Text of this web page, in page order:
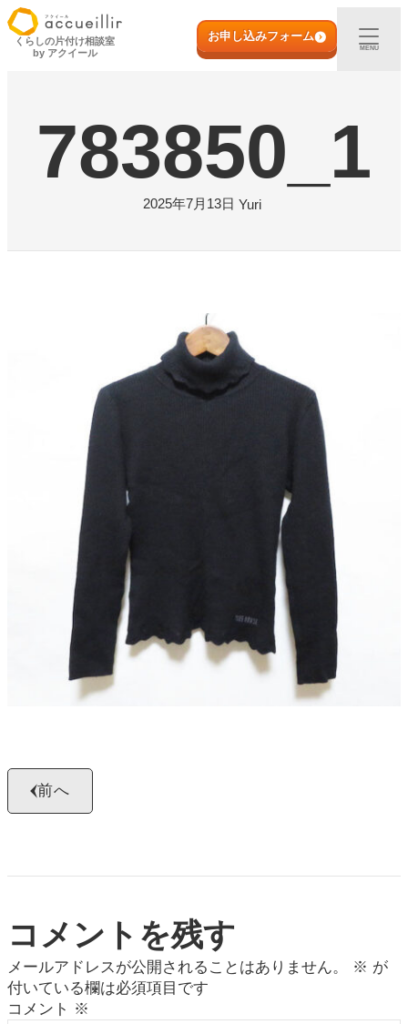
内
容
初めての方へ
宅配買取
店頭買取
ご利用実例
店舗一覧
0120-29-5302
受付時間9:00〜18:00（年中無休※年末年始は除く）
くらしの片付け相談室
by アクイール
お申し込みフォーム
MENU
783850_1
2025年7月13日 Yuri
前へ
コメントを残す
メールアドレスが公開されることはありません。 ※ が
付いている欄は必須項目です
コメント ※